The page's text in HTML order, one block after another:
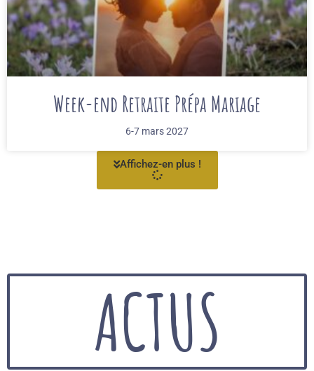
Week-end Retraite Prépa Mariage
6-7 mars 2027
Affichez-en plus !
ACTUS